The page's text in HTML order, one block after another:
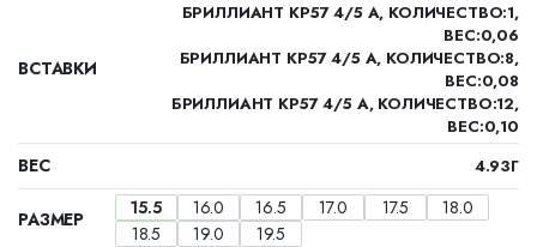
ВСТАВКИ
БРИЛЛИАНТ КР57 4/5 А, КОЛИЧЕСТВО:1,
ВЕС:0,06
БРИЛЛИАНТ КР57 4/5 А, КОЛИЧЕСТВО:8,
ВЕС:0,08
БРИЛЛИАНТ КР57 4/5 А, КОЛИЧЕСТВО:12,
ВЕС:0,10
ВЕС 4.93Г
РАЗМЕР 15.5 16.0 16.5 17.0 17.5
18.0
18.5
19.0 19.5